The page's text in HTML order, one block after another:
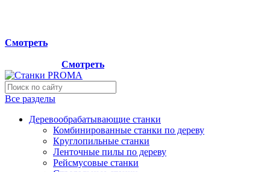
Смотреть
Смотреть
Все разделы
Деревообрабатывающие станки
Комбинированные станки по дереву
Круглопильные станки
Ленточные пилы по дереву
Рейсмусовые станки